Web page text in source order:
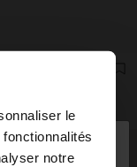
le
notre
×